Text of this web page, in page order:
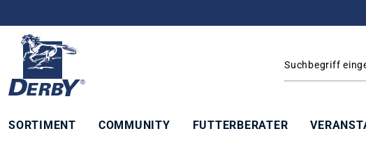
SORTIMENT COMMUNITY FUTTERBERATER